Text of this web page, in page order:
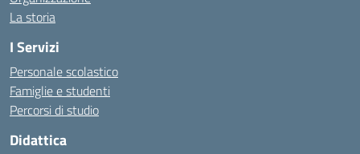
La storia
I Servizi
Personale scolastico
Famiglie e studenti
Percorsi di studio
Didattica